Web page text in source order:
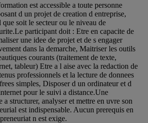
est accessible a toute personne
d un projet de creation d entreprise,
que soit le secteur ou le niveau de
participant doit : Etre en capacite de
une idee de projet et de s engager
dans la demarche, Maitriser les outils
courants (traitement de texte,
tableur) Etre a l aise avec la redaction de
professionnels et la lecture de donnees
simples, Disposer d un ordinateur et d
pour le suivi a distance.Une
a structurer, analyser et mettre en uvre son
est indispensable. Aucun prerequis en
n est exige.